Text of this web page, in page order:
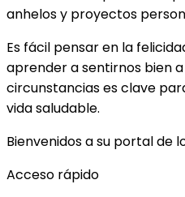
anhelos y proyectos
Es fácil pensar en la
aprender a sentirnos bien
circunstancias es clave
vida saludable.
Bienvenidos a su portal de
Acceso rápido